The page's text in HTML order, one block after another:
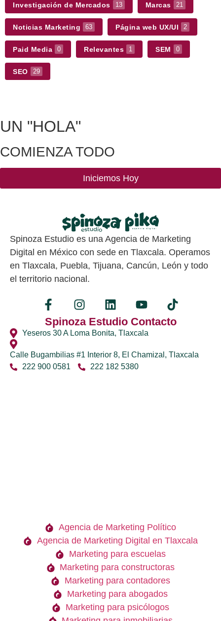
Investigación de Mercados 13 Marcas 21
Noticias Marketing 63 Página web UX/UI 2
Paid Media 0 Relevantes 1 SEM 0
SEO 29
UN "HOLA"
COMIENZA TODO
Iniciemos Hoy
Spinoza Estudio es una Agencia de Marketing
Digital en México con sede en Tlaxcala. Operamos
en Tlaxcala, Puebla, Tijuana, Cancún, León y todo
el territorio nacional.
Spinoza Estudio Contacto
Yeseros 30 A Loma Bonita, Tlaxcala
Calle Bugambilias #1 Interior 8, El Chamizal, Tlaxcala
222 900 0581
222 182 5380
Agencia de Marketing Político
Agencia de Marketing Digital en Tlaxcala
Marketing para escuelas
Marketing para constructoras
Marketing para contadores
Marketing para abogados
Marketing para psicólogos